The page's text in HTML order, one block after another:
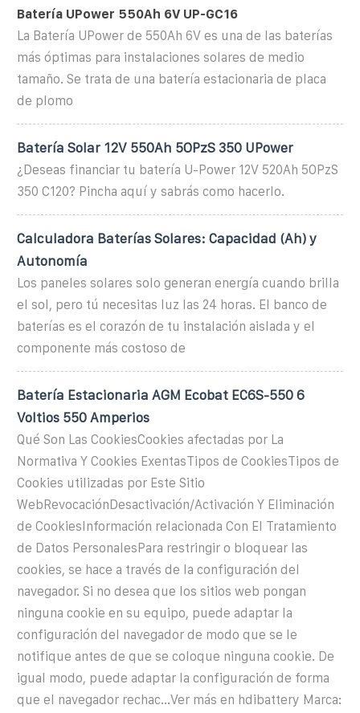
Batería UPower 550Ah 6V UP-GC16
La Batería UPower de 550Ah 6V es una de las baterías
más óptimas para instalaciones solares de medio
tamaño. Se trata de una batería estacionaria de placa
de plomo
Batería Solar 12V 550Ah 5OPzS 350 UPower
¿Deseas financiar tu batería U-Power 12V 520Ah 5OPzS
350 C120? Pincha aquí y sabrás como hacerlo.
Calculadora Baterías Solares: Capacidad (Ah) y
Autonomía
Los paneles solares solo generan energía cuando brilla
el sol, pero tú necesitas luz las 24 horas. El banco de
baterías es el corazón de tu instalación aislada y el
componente más costoso de
Batería Estacionaria AGM Ecobat EC6S-550 6
Voltios 550 Amperios
Qué Son Las CookiesCookies afectadas por La
Normativa Y Cookies ExentasTipos de CookiesTipos de
Cookies utilizadas por Este Sitio
WebRevocaciónDesactivación/Activación Y Eliminación
de CookiesInformación relacionada Con El Tratamiento
de Datos PersonalesPara restringir o bloquear las
cookies, se hace a través de la configuración del
navegador. Si no desea que los sitios web pongan
ninguna cookie en su equipo, puede adaptar la
configuración del navegador de modo que se le
notifique antes de que se coloque ninguna cookie. De
igual modo, puede adaptar la configuración de forma
que el navegador rechac...Ver más en hdibattery Marca: